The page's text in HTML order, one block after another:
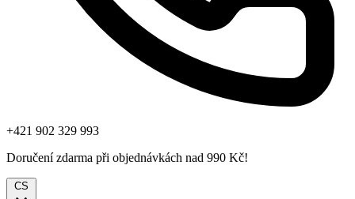
+421 902 329 993
Doručení zdarma při objednávkách nad 990 Kč!
CS